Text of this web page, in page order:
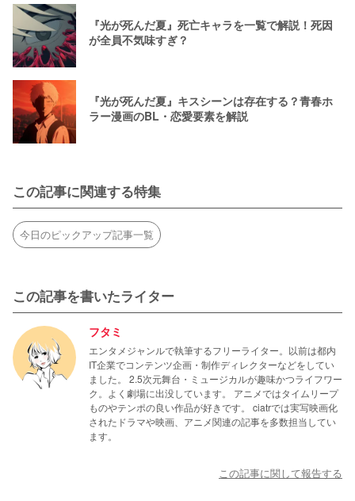
『光が死んだ夏』死亡キャラを一覧で解説！死因
が全員不気味すぎ？
『光が死んだ夏』キスシーンは存在する？青春ホ
ラー漫画のBL・恋愛要素を解説
この記事に関連する特集
今日のピックアップ記事一覧
この記事を書いたライター
フタミ
エンタメジャンルで執筆するフリーライター。以前は都内
IT企業でコンテンツ企画・制作ディレクターなどをしてい
ました。 2.5次元舞台・ミュージカルが趣味かつライフワー
ク。よく劇場に出没しています。 アニメではタイムリープ
ものやテンポの良い作品が好きです。 ciatrでは実写映画化
されたドラマや映画、アニメ関連の記事を多数担当してい
ます。
この記事に関して報告する